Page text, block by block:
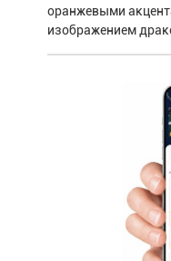
оранжевыми
изображением